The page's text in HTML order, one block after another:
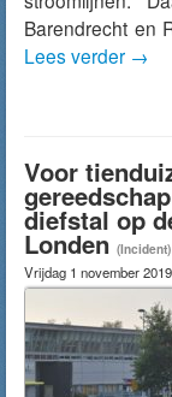
Barendrecht en
Lees verder →
Voor
diefstal op
Londen (Incident)
Vrijdag 1 november 2019